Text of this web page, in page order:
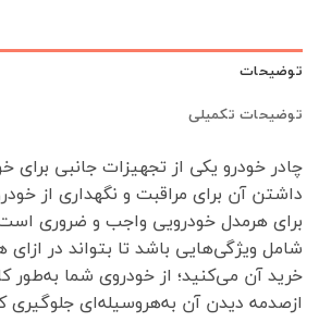
توضیحات
توضیحات تکمیلی
چادر خودرو یکی از تجهیزات جانبی برای
داشتن آن برای مراقبت و نگهداری از
برای هرمدل خودرویی واجب و ضروری است.
شامل ویژگی‌هایی باشد تا بتواند در ازای
خرید آن می‌کنید؛ از خودروی شما به‌طور
ازصدمه دیدن آن به‌هروسیله‌ای جلوگیری